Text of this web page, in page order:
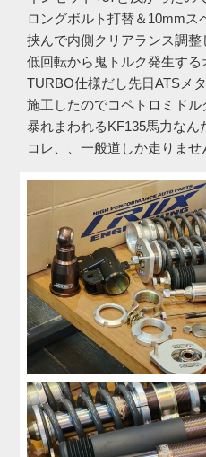
ロングボルト打替＆10mmス
挟んで内側クリアランス調整
低回転から鬼トルク発生する
TURBO仕様だし先日ATSメ
施工したのでコペトロミドル
暴れまわれるKF135馬力なん
コレ、、一般道しか走りませ